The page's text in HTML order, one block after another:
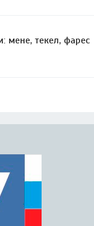
мене, текел, фарес